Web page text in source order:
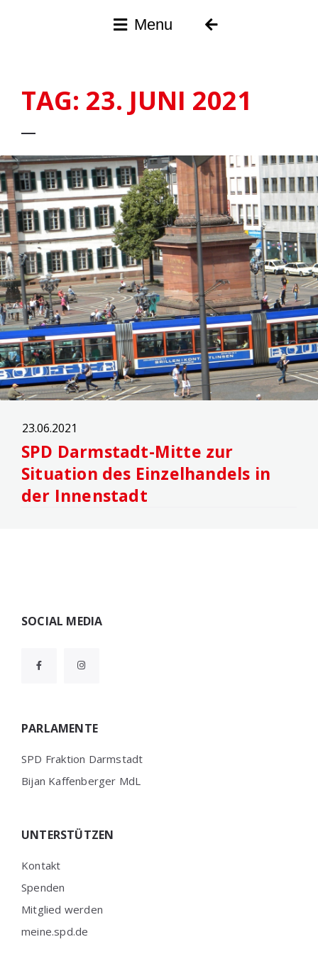
Menu
TAG: 23. JUNI 2021
23.06.2021
SPD Darmstadt-Mitte zur
Situation des Einzelhandels in
der Innenstadt
Widgets
SOCIAL MEDIA
PARLAMENTE
SPD Fraktion Darmstadt
Bijan Kaffenberger MdL
UNTERSTÜTZEN
Kontakt
Spenden
Mitglied werden
meine.spd.de